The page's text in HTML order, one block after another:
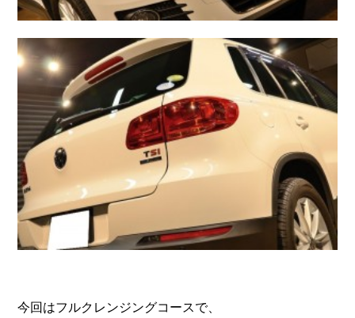
今回はフルクレンジングコースで、